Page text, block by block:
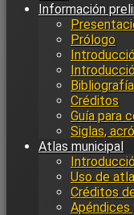
Información
Prólogo
Bibliografía
Créditos
Guía para
Siglas,
Atlas municipal
Uso de
Créditos
Apéndices